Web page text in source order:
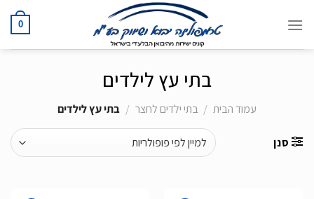
0
בתי עץ לילדים
עמוד הבית / בתי ילדים לחצר / בתי עץ לילדים
סנן